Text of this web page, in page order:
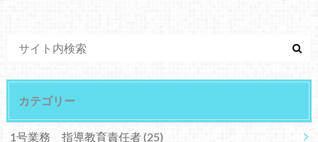
カテゴリー
1号業務 指導教育責任者(25)